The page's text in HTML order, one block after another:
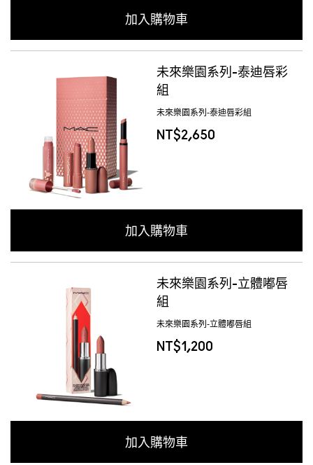
加入購物車
未來樂園系列-泰迪唇彩
組
未來樂園系列-泰迪唇彩組
NT$2,650
加入購物車
未來樂園系列-立體嘟唇
組
未來樂園系列-立體嘟唇組
NT$1,200
加入購物車